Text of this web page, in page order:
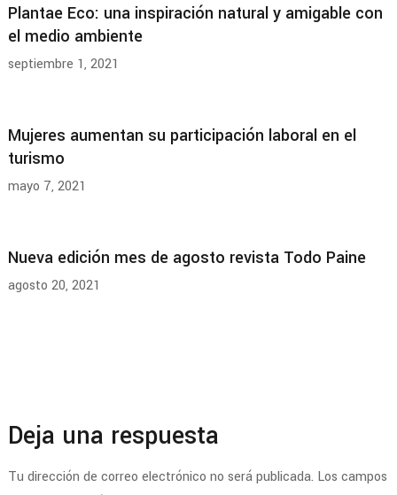
Plantae Eco: una inspiración natural y amigable con
el medio ambiente
septiembre 1, 2021
Mujeres aumentan su participación laboral en el
turismo
mayo 7, 2021
Nueva edición mes de agosto revista Todo Paine
agosto 20, 2021
Deja una respuesta
Tu dirección de correo electrónico no será publicada. Los campos